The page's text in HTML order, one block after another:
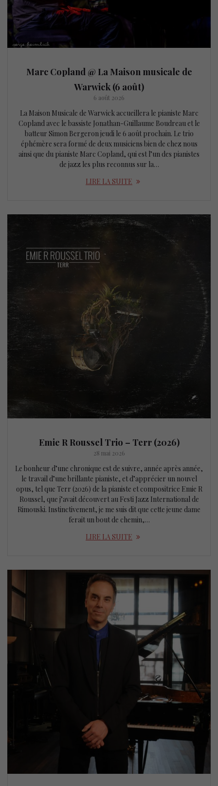
Marc Copland @ La Maison musicale de
Warwick (6 août)
6 août 2026
La Maison Musicale de Warwick accueillera le pianiste Marc
Copland avec le bassiste Jonathan-Guillaume Boudreau et le
batteur Simon Bergeron jeudi le 6 août prochain. Le trio
éphémère sera formé de deux musiciens bien de chez nous
ainsi que du pianiste Marc Copland, qui est l’un des pianistes
de jazz les plus reconnus sur la…
LIRE LA SUITE
Emie R Roussel Trio – Terr (2026)
28 mai 2026
Le bonheur d’une chronique est de suivre, année après année,
le travail d’une brillante pianiste, et d’apprécier un nouvel
opus, tel que Terr (2026) de la pianiste et compositrice Emie R
Roussel, que j’avait découvert au Festi Jazz International de
Rimouski. Instinctivement, je me suis dit que cette jeune dame
ferait un bout de chemin,…
LIRE LA SUITE